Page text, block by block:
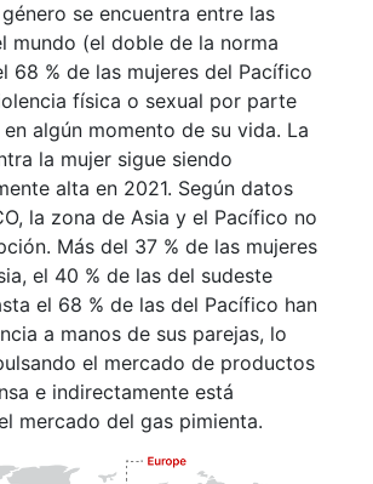
se encuentra entre las
mundo (el doble de la norma
68 % de las mujeres del Pacífico
física o sexual por parte
algún momento de su vida. La
la mujer sigue siendo
alta en 2021. Según datos
la zona de Asia y el Pacífico no
Más del 37 % de las mujeres
el 40 % de las del sudeste
el 68 % de las del Pacífico han
a manos de sus parejas, lo
el mercado de productos
e indirectamente está
mercado del gas pimienta.